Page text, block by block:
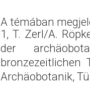
A témában
1, T. Zerl/A.
der
bronzezeitlichen
Archäobotanik,